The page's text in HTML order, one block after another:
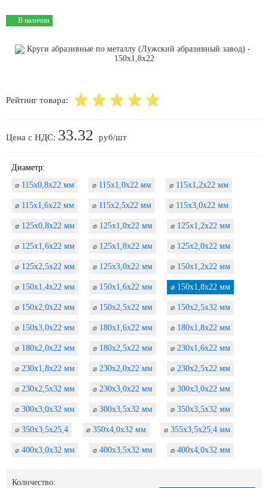
В наличии
Рейтинг товара:
Цена с НДС: 33.32 руб/шт
Диаметр:
⌀ 115х0,8х22 мм ⌀ 115х1,0х22 мм ⌀ 115х1,2х22 мм
⌀ 115х1,6х22 мм ⌀ 115х2,5х22 мм ⌀ 115х3,0х22 мм
⌀ 125х0,8х22 мм ⌀ 125х1,0х22 мм ⌀ 125х1,2х22 мм
⌀ 125х1,6х22 мм ⌀ 125х1,8х22 мм ⌀ 125х2,0х22 мм
⌀ 125х2,5х22 мм ⌀ 125х3,0х22 мм ⌀ 150х1,2х22 мм
⌀ 150х1,4х22 мм ⌀ 150х1,6х22 мм ⌀ 150х1,8х22 мм
⌀ 150х2,0х22 мм ⌀ 150х2,5х22 мм ⌀ 150х2,5х32 мм
⌀ 150х3,0х22 мм ⌀ 180х1,6х22 мм ⌀ 180х1,8х22 мм
⌀ 180х2,0х22 мм ⌀ 180х2,5х22 мм ⌀ 230х1,6х22 мм
⌀ 230х1,8х22 мм ⌀ 230х2,0х22 мм ⌀ 230х2,5х22 мм
⌀ 230х2,5х32 мм ⌀ 230х3,0х22 мм ⌀ 300х3,0х22 мм
⌀ 300х3,0х32 мм ⌀ 300х3,5х32 мм ⌀ 350х3,5х32 мм
⌀ 350х3,5х25,4 ⌀ 350х4,0х32 мм ⌀ 355х3,5х25,4 мм
⌀ 400х3,0х32 мм ⌀ 400х3,5х32 мм ⌀ 400х4,0х32 мм
Количество: